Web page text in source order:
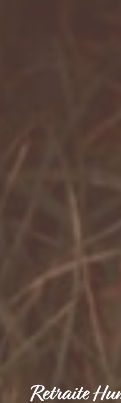
Retraite